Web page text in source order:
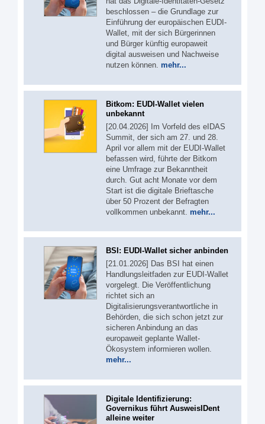
beschlossen – die Grundlage zur
Einführung der europäischen EUDI-
Wallet, mit der sich Bürgerinnen
und Bürger künftig europaweit
digital ausweisen und Nachweise
nutzen können. mehr...
Bitkom: EUDI-Wallet vielen
unbekannt
[20.04.2026] Im Vorfeld des eIDAS
Summit, der sich am 27. und 28.
April vor allem mit der EUDI-Wallet
befassen wird, führte der Bitkom
eine Umfrage zur Bekanntheit
durch. Gut acht Monate vor dem
Start ist die digitale Brieftasche
über 50 Prozent der Befragten
vollkommen unbekannt. mehr...
BSI: EUDI-Wallet sicher anbinden
[21.01.2026] Das BSI hat einen
Handlungsleitfaden zur EUDI-Wallet
vorgelegt. Die Veröffentlichung
richtet sich an
Digitalisierungsverantwortliche in
Behörden, die sich schon jetzt zur
sicheren Anbindung an das
europaweit geplante Wallet-
Ökosystem informieren wollen.
mehr...
Digitale Identifizierung:
Governikus führt AusweisIDent
alleine weiter